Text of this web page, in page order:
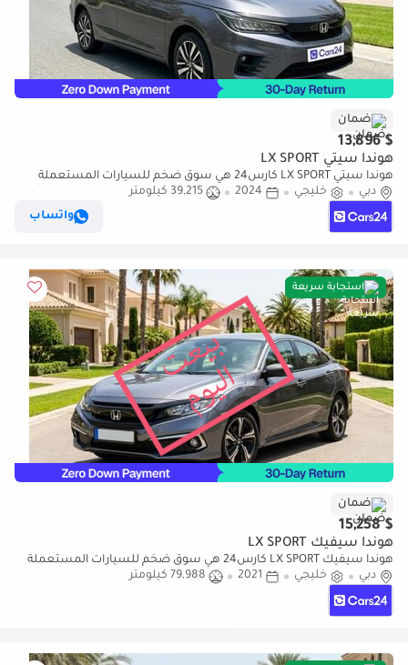
ضمان
$ 13,896
هوندا سيتي LX SPORT
هوندا سيتي LX SPORT كارس24 هي سوق ضخم للسيارات المستعملة
موثوق ومضمون ٪كارس24 هي سوق ضخم للسيارات المستعملة موثوق
دبي خليجي 2024
39,215 كيلومتر
واتساب
استجابة سريعة
ضمان
$ 15,258
هوندا سيفيك LX SPORT
هوندا سيفيك LX SPORT كارس24 هي سوق ضخم للسيارات المستعملة
موثوق ومضمون ٪كارس24 هي سوق ضخم للسيارات المستعملة موثوق
دبي خليجي 2021 79,988 كيلومتر